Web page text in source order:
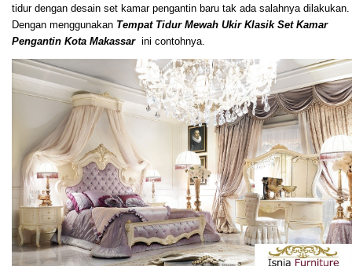
tidur dengan desain set kamar pengantin baru tak ada salahnya dilakukan.
Dengan menggunakan Tempat Tidur Mewah Ukir Klasik Set Kamar
Pengantin Kota Makassar ini contohnya.